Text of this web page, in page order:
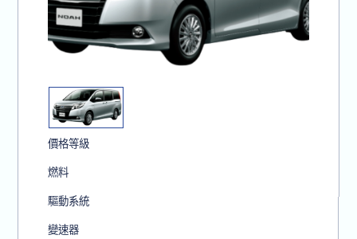
價格等級
燃料
驅動系統
變速器